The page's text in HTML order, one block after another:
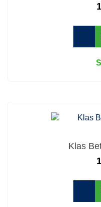
Klas